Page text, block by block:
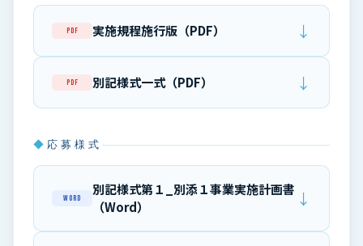
PDF 実施規程施行版（PDF） ↓
PDF 別記様式一式（PDF） ↓
応募様式
Word
別記様式第１_別添１事業実施計画書
（Word）
↓